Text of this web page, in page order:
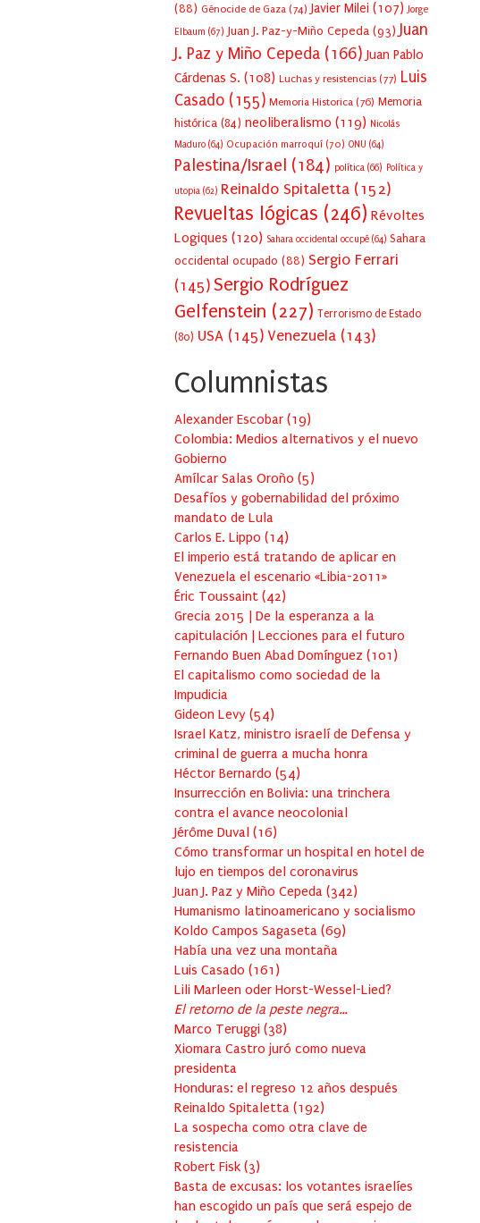
(88) Génocide de Gaza (74) Javier Milei (107) Jorge
Elbaum (67) Juan J. Paz-y-Miño Cepeda (93) Juan
J. Paz y Miño Cepeda (166) Juan Pablo
Cárdenas S. (108) Luchas y resistencias (77) Luis
Casado (155) Memoria Historica (76) Memoria
histórica (84) neoliberalismo (119) Nicolás
Maduro (64) Ocupación marroquí (70) ONU (64)
Palestina/Israel (184) política (66) Política y
utopia (62) Reinaldo Spitaletta (152)
Revueltas lógicas (246) Révoltes
Logiques (120) Sahara occidental occupé (64) Sahara
occidental ocupado (88) Sergio Ferrari
(145) Sergio Rodríguez
Gelfenstein (227) Terrorismo de Estado
(80) USA (145) Venezuela (143)
Columnistas
Alexander Escobar (19)
Colombia: Medios alternativos y el nuevo
Gobierno
Amílcar Salas Oroño (5)
Desafíos y gobernabilidad del próximo
mandato de Lula
Carlos E. Lippo (14)
El imperio está tratando de aplicar en
Venezuela el escenario «Libia-2011»
Éric Toussaint (42)
Grecia 2015 | De la esperanza a la
capitulación | Lecciones para el futuro
Fernando Buen Abad Domínguez (101 )
El capitalismo como sociedad de la
Impudicia
Gideon Levy (54)
Israel Katz, ministro israelí de Defensa y
criminal de guerra a mucha honra
Héctor Bernardo (54)
Insurrección en Bolivia: una trinchera
contra el avance neocolonial
Jérôme Duval (16)
Cómo transformar un hospital en hotel de
lujo en tiempos del coronavirus
Juan J. Paz y Miño Cepeda (342)
Humanismo latinoamericano y socialismo
Koldo Campos Sagaseta (69)
Había una vez una montaña
Luis Casado (161 )
Lili Marleen oder Horst-Wessel-Lied?
El retorno de la peste negra…
Marco Teruggi (38)
Xiomara Castro juró como nueva
presidenta
Honduras: el regreso 12 años después
Reinaldo Spitaletta (192)
La sospecha como otra clave de
resistencia
Robert Fisk (3)
Basta de excusas: los votantes israelíes
han escogido un país que será espejo de